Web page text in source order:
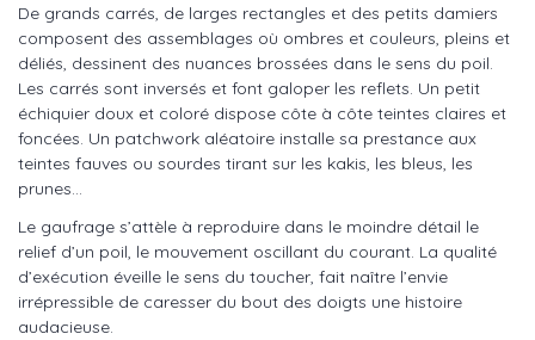
De grands carrés, de larges rectangles et des petits damiers
composent des assemblages où ombres et couleurs, pleins et
déliés, dessinent des nuances brossées dans le sens du poil.
Les carrés sont inversés et font galoper les reflets. Un petit
échiquier doux et coloré dispose côte à côte teintes claires et
foncées. Un patchwork aléatoire installe sa prestance aux
teintes fauves ou sourdes tirant sur les kakis, les bleus, les
prunes…
Le gaufrage s’attèle à reproduire dans le moindre détail le
relief d’un poil, le mouvement oscillant du courant. La qualité
d’exécution éveille le sens du toucher, fait naître l’envie
irrépressible de caresser du bout des doigts une histoire
audacieuse.